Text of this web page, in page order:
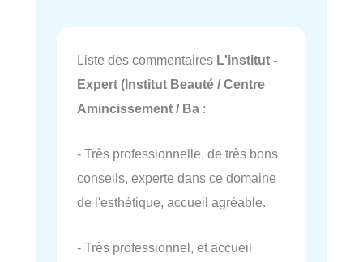
Liste des commentaires L'institut -
Expert (Institut Beauté / Centre
Amincissement / Ba :
- Très professionnelle, de très bons
conseils, experte dans ce domaine
de l'esthétique, accueil agréable.
- Très professionnel, et accueil